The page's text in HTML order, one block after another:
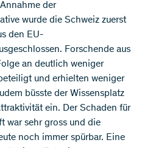
der
wurde die Schweiz zuerst
den EU-
Forschende aus
an deutlich weniger
und erhielten weniger
büsste der Wissensplatz
ein. Der Schaden für
war sehr gross und die
noch immer spürbar. Eine